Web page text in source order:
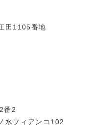
田1105番地
番2
水フィアンコ102